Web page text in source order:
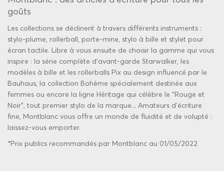
goûts
Les collections se déclinent à travers différents instruments :
stylo-plume, rollerball, porte-mine, stylo à bille et stylet pour
écran tactile. Libre à vous ensuite de choisir la gamme qui vous
inspire : la série complète d'avant-garde Starwalker, les
modèles à bille et les rollerballs Pix au design influencé par le
Bauhaus, la collection Bohème spécialement destinée aux
femmes ou encore la ligne Héritage qui célèbre le "Rouge et
Noir", tout premier stylo de la marque... Amateurs d'écriture
fine, Montblanc vous offre un monde de fluidité et de volupté :
laissez-vous emporter.
*Prix publics recommandés par Montblanc au 01/05/2022